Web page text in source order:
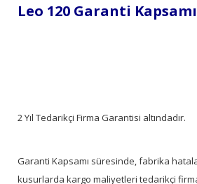
Leo 120 Garanti Kapsamı
2 Yıl Tedarikçi Firma Garantisi altındadır.
Garanti Kapsamı süresinde, fabrika
kusurlarda kargo maliyetleri tedarikçi